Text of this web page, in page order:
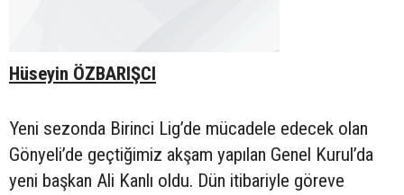
Hüseyin ÖZBARIŞCI
Yeni sezonda Birinci Lig’de mücadele edecek olan
Gönyeli’de geçtiğimiz akşam yapılan Genel Kurul’da
yeni başkan Ali Kanlı oldu. Dün itibariyle göreve